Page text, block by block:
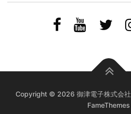
Copyright © 2026 御津電子株式会社
FameThemes